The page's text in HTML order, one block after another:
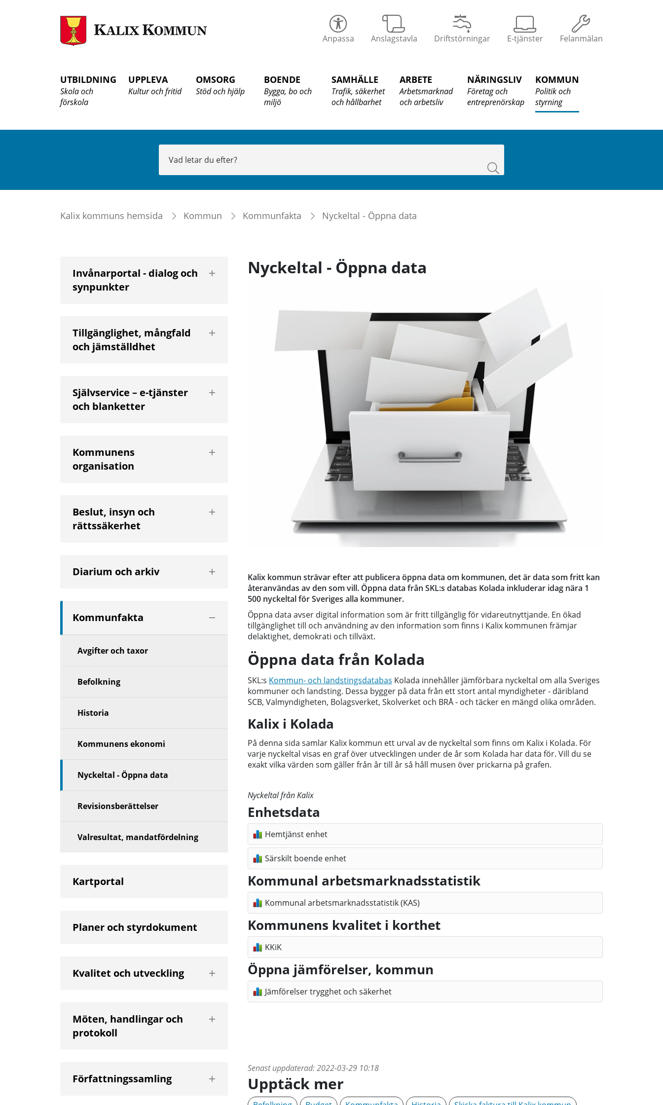
Anpassa Anslagstavla Driftstörningar E-tjänster Felanmälan
UTBILDNING
Skola och
förskola
UPPLEVA
Kultur och fritid
OMSORG
Stöd och hjälp
BOENDE
Bygga, bo och
miljö
SAMHÄLLE
Trafik, säkerhet
och hållbarhet
ARBETE
Arbetsmarknad
och arbetsliv
NÄRINGSLIV
Företag och
entreprenörskap
KOMMUN
Politik och
styrning
Sök
Kalix kommuns hemsida Kommun Kommunfakta Nyckeltal - Öppna data
Nyckeltal - Öppna data
Kalix kommun strävar efter att publicera öppna data om kommunen, det är data som fritt kan
återanvändas av den som vill. Öppna data från SKL:s databas Kolada inkluderar idag nära 1
500 nyckeltal för Sveriges alla kommuner.
Öppna data avser digital information som är fritt tillgänglig för vidareutnyttjande. En ökad
tillgänglighet till och användning av den information som finns i Kalix kommunen främjar
delaktighet, demokrati och tillväxt.
Öppna data från Kolada
SKL:s Kommun- och landstingsdatabas Kolada innehåller jämförbara nyckeltal om alla Sveriges
kommuner och landsting. Dessa bygger på data från ett stort antal myndigheter - däribland
SCB, Valmyndigheten, Bolagsverket, Skolverket och BRÅ - och täcker en mängd olika områden.
Kalix i Kolada
På denna sida samlar Kalix kommun ett urval av de nyckeltal som finns om Kalix i Kolada. För
varje nyckeltal visas en graf över utvecklingen under de år som Kolada har data för. Vill du se
exakt vilka värden som gäller från år till år så håll musen över prickarna på grafen.
Nyckeltal från Kalix
Enhetsdata
Hemtjänst enhet
Särskilt boende enhet
Kommunal arbetsmarknadsstatistik
Kommunal arbetsmarknadsstatistik (KAS)
Kommunens kvalitet i korthet
KKiK
Öppna jämförelser, kommun
Jämförelser trygghet och säkerhet
Senast uppdaterad:2022-03-29 10:18
Upptäck mer
Invånarportal - dialog och
synpunkter
Visa
nästa
Tillgänglighet, mångfald
och jämställdhet
Visa
nästa
Självservice – e-tjänster
och blanketter
Visa
nästa
Kommunens
organisation
Visa
nästa
Beslut, insyn och
rättssäkerhet
Visa
nästa
Diarium och arkiv
Visa
nästa
Kommunfakta
Avgifter och taxor
Befolkning
Historia
Kommunens ekonomi
Nyckeltal - Öppna data
Revisionsberättelser
Valresultat, mandatfördelning
Kartportal
Planer och styrdokument
Kvalitet och utveckling
Visa
nästa
Möten, handlingar och
protokoll
Visa
nästa
Författningssamling
Visa
nästa